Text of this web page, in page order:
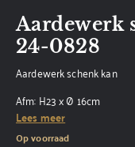
Aardewerk
24-0828
Aardewerk schenk kan
Afm: H23 x Ø 16cm
Lees meer
Op voorraad